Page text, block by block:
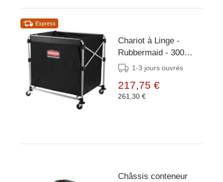
Express
Chariot à Linge -
Rubbermaid - 300
Litres - Sans Sac
1-3 jours ouvrés
217,75 €
261,30 €
Châssis conteneur